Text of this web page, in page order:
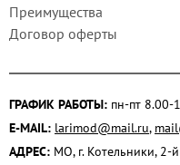
Преимущества
Договор оферты
ГРАФИК РАБОТЫ: пн-пт 8.00-
E-MAIL: larimod@mail.ru,
АДРЕС: МО, г. Котельники, 2-